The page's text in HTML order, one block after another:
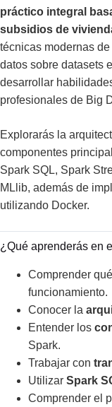
práctico integral
subsidios de
técnicas modernas
datos sobre datasets
desarrollar
profesionales de Big
Explorarás la
componentes
Spark SQL, Spark
MLlib, además de
utilizando Docker.
¿Qué aprenderás en
Comprender
funcionamiento.
Conocer la
Entender los
Spark.
Trabajar con
Utilizar Spark
Comprender el